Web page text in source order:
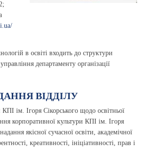
в освіті входить до структури
департаменту організації
ВІДДІЛУ
ім. Ігоря Сікорського щодо освітньої
корпоративної культури КПІ ім. Ігоря
якісної сучасної освіти, академічної
креативності, ініціативності, прав і